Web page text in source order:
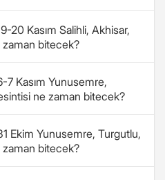
20 Kasım Salihli, Akhisar,
bitecek?
7 Kasım Yunusemre,
ne zaman bitecek?
Ekim Yunusemre, Turgutlu,
bitecek?